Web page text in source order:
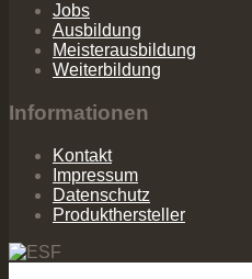
Jobs
Ausbildung
Meisterausbildung
Weiterbildung
Informationen
Kontakt
Impressum
Datenschutz
Produkthersteller